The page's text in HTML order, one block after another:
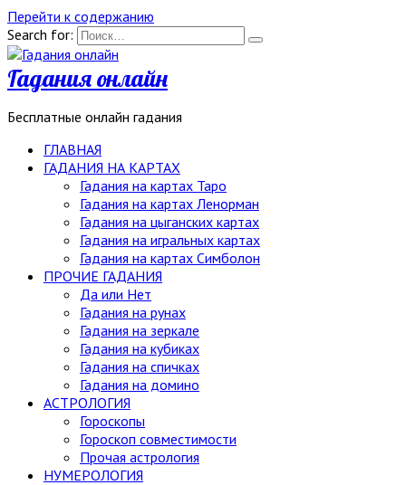
Перейти к содержанию
Search for:
Гадания онлайн
Бесплатные онлайн гадания
ГЛАВНАЯ
ГАДАНИЯ НА КАРТАХ
Гадания на картах Таро
Гадания на картах Ленорман
Гадания на цыганских картах
Гадания на игральных картах
Гадания на картах Симболон
ПРОЧИЕ ГАДАНИЯ
Да или Нет
Гадания на рунах
Гадания на зеркале
Гадания на кубиках
Гадания на спичках
Гадания на домино
АСТРОЛОГИЯ
Гороскопы
Гороскоп cовместимости
Прочая астрология
НУМЕРОЛОГИЯ